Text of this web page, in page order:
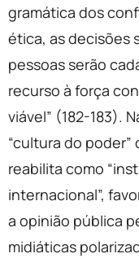
gramática dos
ética, as decisões
pessoas serão
recurso à força
viável” (182-183).
“cultura do poder”
reabilita como
internacional”,
a opinião pública
midiáticas